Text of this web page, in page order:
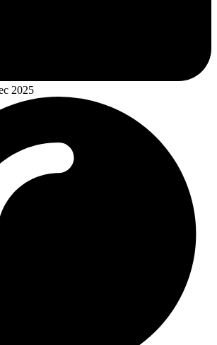
2025